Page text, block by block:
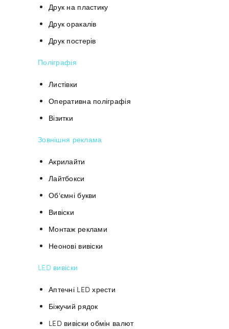
Друк на пластику
Друк оракалів
Друк постерів
Поліграфія
Листівки
Оперативна поліграфія
Візитки
Зовнішня реклама
Акрилайти
Лайтбокси
Об'ємні букви
Вивіски
Монтаж реклами
Неонові вивіски
LED вивіски
Аптечні LED хрести
Біжучий рядок
LED вивіски обмін валют